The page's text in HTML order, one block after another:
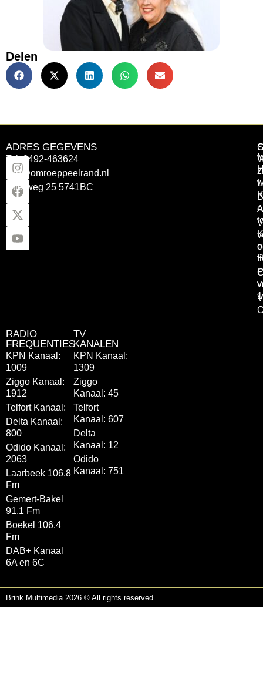
Delen
ADRES GEGEVENS
Tel: 0492-463624
info@omroeppeelrand.nl
Otterweg 25 5741BC
RADIO
FREQUENTIES
KPN Kanaal:
1009
Ziggo Kanaal:
1912
Telfort Kanaal:
Delta Kanaal:
800
Odido Kanaal:
2063
Laarbeek 106.8
Fm
Gemert-Bakel
91.1 Fm
Boekel 106.4
Fm
DAB+ Kanaal
6A en 6C
TV
KANALEN
KPN Kanaal:
1309
Ziggo
Kanaal: 45
Telfort
Kanaal: 607
Delta
Kanaal: 12
Odido
Kanaal: 751
Brink Multimedia 2026 © All rights reserved